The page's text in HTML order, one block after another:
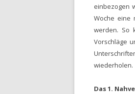
einbezogen
Woche eine
werden. So
Vorschläge
wiederholen.
Das 1.